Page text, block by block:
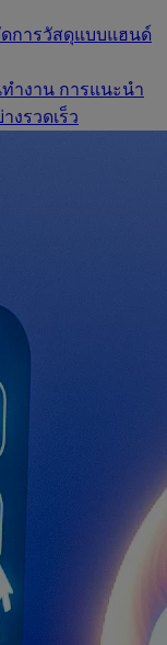
ดการวัสดุแบบแฮนด์
ำงาน การแนะนำ
งรวดเร็ว